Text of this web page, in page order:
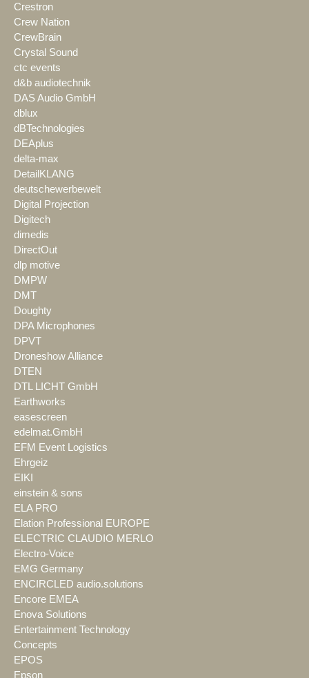
Crestron
Crew Nation
CrewBrain
Crystal Sound
ctc events
d&b audiotechnik
DAS Audio GmbH
dblux
dBTechnologies
DEAplus
delta-max
DetailKLANG
deutschewerbewelt
Digital Projection
Digitech
dimedis
DirectOut
dlp motive
DMPW
DMT
Doughty
DPA Microphones
DPVT
Droneshow Alliance
DTEN
DTL LICHT GmbH
Earthworks
easescreen
edelmat.GmbH
EFM Event Logistics
Ehrgeiz
EIKI
einstein & sons
ELA PRO
Elation Professional EUROPE
ELECTRIC CLAUDIO MERLO
Electro-Voice
EMG Germany
ENCIRCLED audio.solutions
Encore EMEA
Enova Solutions
Entertainment Technology
Concepts
EPOS
Epson